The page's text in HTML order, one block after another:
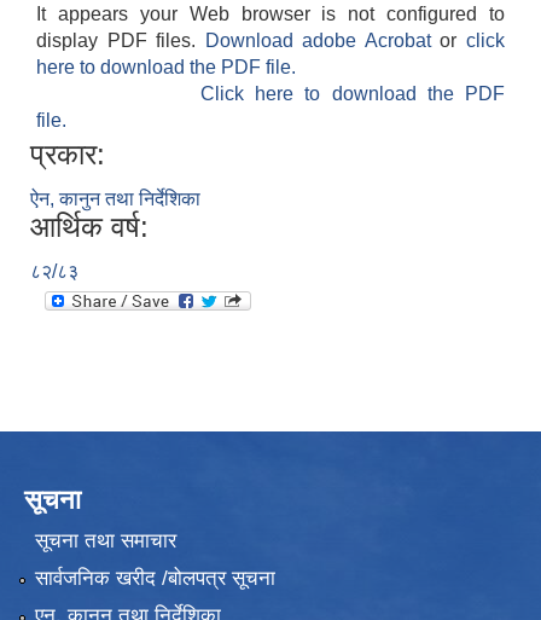
It appears your Web browser is not configured to
display PDF files.
Download adobe Acrobatorclick
here to download the PDF file.
Click here to download the PDF
file.
प्रकार:
ऐन, कानुन तथा निर्देशिका
आर्थिक वर्ष:
८२/८३
सूचना
सूचना तथा समाचार
सार्वजनिक खरीद /बोलपत्र सूचना